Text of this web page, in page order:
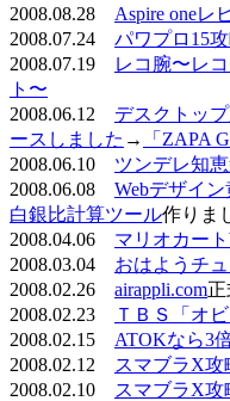
2008.08.28 Aspire oneレ
2008.07.24 パワプロ15
2008.07.19
レコ腕〜レ
ト〜
2008.06.12 デスクトッ
ースしました →
「ZAPA
2008.06.10 ツンデレ知
2008.06.08 Webデザイ
白銀比計算ツール作りま
2008.04.06 マリオカー
2008.03.04 おはようチ
2008.02.26 airappli.com
2008.02.23
ＴＢＳ「オ
2008.02.15 ATOKなら3
2008.02.12
スマブラX攻
2008.02.10
スマブラX攻